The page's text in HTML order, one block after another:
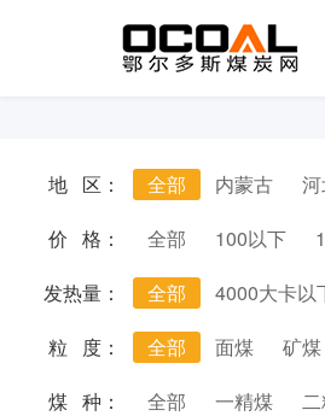
地 区： 全部 内蒙古
价 格：
全部 100以下
发热量：
全部 4000大卡以
粒 度：
全部 面煤 矿煤
煤 种：
全部 一精煤